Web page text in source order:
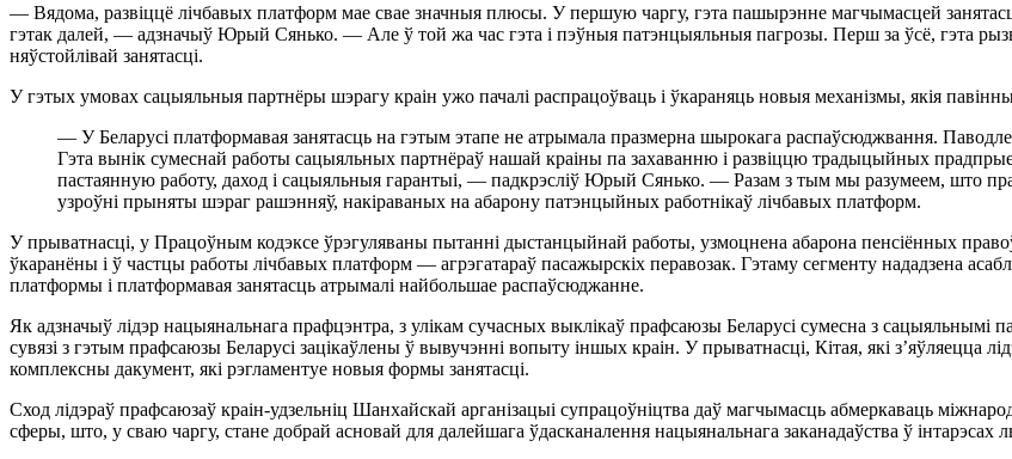
— Вядома, развіццё лічбавых платформ мае свае значныя плюсы. У першую чаргу, гэта пашырэнне магчымасцей
гэтак далей, — адзначыў Юрый Сянько. — Але ў той жа час гэта і пэўныя патэнцыяльныя пагрозы. Перш за ўсё, гэта
няўстойлівай занятасці.
У гэтых умовах сацыяльныя партнёры шэрагу краін ужо пачалі распрацоўваць і ўкараняць новыя механізмы, якія
— У Беларусі платформавая занятасць на гэтым этапе не атрымала празмерна шырокага распаўсюджвання.
Гэта вынік сумеснай работы сацыяльных партнёраў нашай краіны па захаванню і развіццю традыцыйных
пастаянную работу, даход і сацыяльныя гарантыі, — падкрэсліў Юрый Сянько. — Разам з тым мы разумеем, што
узроўні прыняты шэраг рашэнняў, накіраваных на абарону патэнцыйных работнікаў лічбавых платформ.
У прыватнасці, у Працоўным кодэксе ўрэгуляваны пытанні дыстанцыйнай работы, узмоцнена абарона пенсіённых
ўкаранёны і ў частцы работы лічбавых платформ — агрэгатараў пасажырскіх перавозак. Гэтаму сегменту нададзена
платформы і платформавая занятасць атрымалі найбольшае распаўсюджанне.
Як адзначыў лідэр нацыянальнага прафцэнтра, з улікам сучасных выклікаў прафсаюзы Беларусі сумесна з
сувязі з гэтым прафсаюзы Беларусі зацікаўлены ў вывучэнні вопыту іншых краін. У прыватнасці, Кітая, які з’яўляецца
комплексны дакумент, які рэгламентуе новыя формы занятасці.
Сход лідэраў прафсаюзаў краін-удзельніц Шанхайскай арганізацыі супрацоўніцтва даў магчымасць абмеркаваць
сферы, што, у сваю чаргу, стане добрай асновай для далейшага ўдасканалення нацыянальнага заканадаўства ў інтарэсах